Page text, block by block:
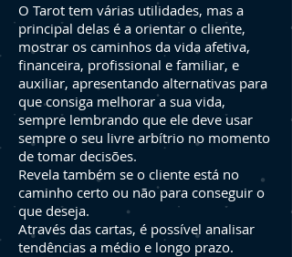
O Tarot tem várias utilidades, mas a
principal delas é a orientar o cliente,
mostrar os caminhos da vida afetiva,
financeira, profissional e familiar, e
auxiliar, apresentando alternativas para
que consiga melhorar a sua vida,
sempre lembrando que ele deve usar
sempre o seu livre arbítrio no momento
de tomar decisões.
Revela também se o cliente está no
caminho certo ou não para conseguir o
que deseja.
Através das cartas, é possível analisar
tendências a médio e longo prazo.